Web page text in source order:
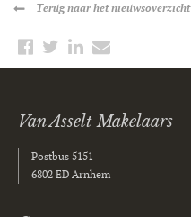
Terugnaar het nieuwsoverzicht
Van Asselt Makelaars
Postbus 5151
6802 ED Arnhem